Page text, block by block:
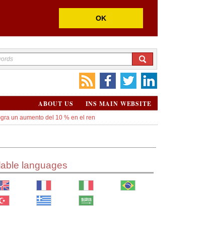
OK
INS MAIN WEBSITE
ABOUT US
un aumento del 10 % en el ren
languages